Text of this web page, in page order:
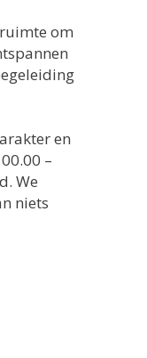
om
en
–
We
niets